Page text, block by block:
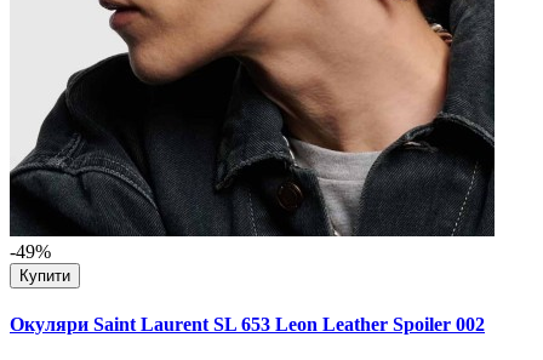
-49%
Купити
Окуляри Saint Laurent SL 653 Leon Leather Spoiler 002